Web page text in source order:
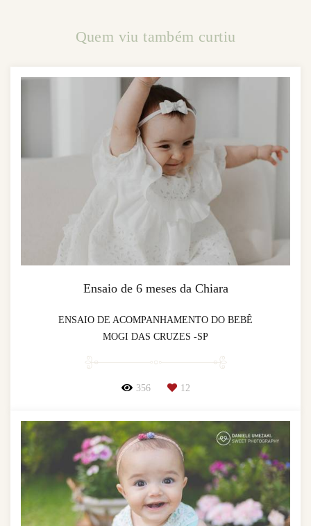
Quem viu também curtiu
Ensaio de 6 meses da Chiara
ENSAIO DE ACOMPANHAMENTO DO BEBÊ
MOGI DAS CRUZES -SP
356 12